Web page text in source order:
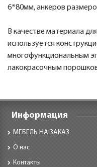
6*80мм, анкеров
В качестве материала
используется
многофункциональным
лакокрасочным
Информация
МЕБЕЛЬ НА ЗАКАЗ
О нас
Контакты